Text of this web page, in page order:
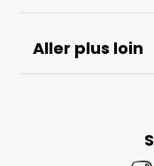
Aller plus loin